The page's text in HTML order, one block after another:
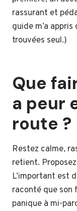
rassurant et
guide m’a
trouvées seul.)
Que
a peur
route ?
Restez calme,
retient.
L’important est
raconté que son
panique à mi-